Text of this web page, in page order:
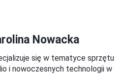
Nowacka
się w tematyce sprzętu
i nowoczesnych technologii w